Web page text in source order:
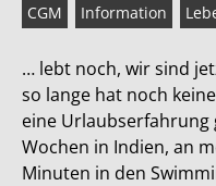
CGM
Information
… lebt noch, wir sind
so lange hat noch
eine Urlaubserfahrung
Wochen in Indien, an
Minuten in den